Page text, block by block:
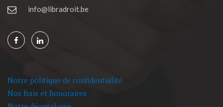
info@libradroit.be
Notre politique de confidentialité
Nos frais et honoraires